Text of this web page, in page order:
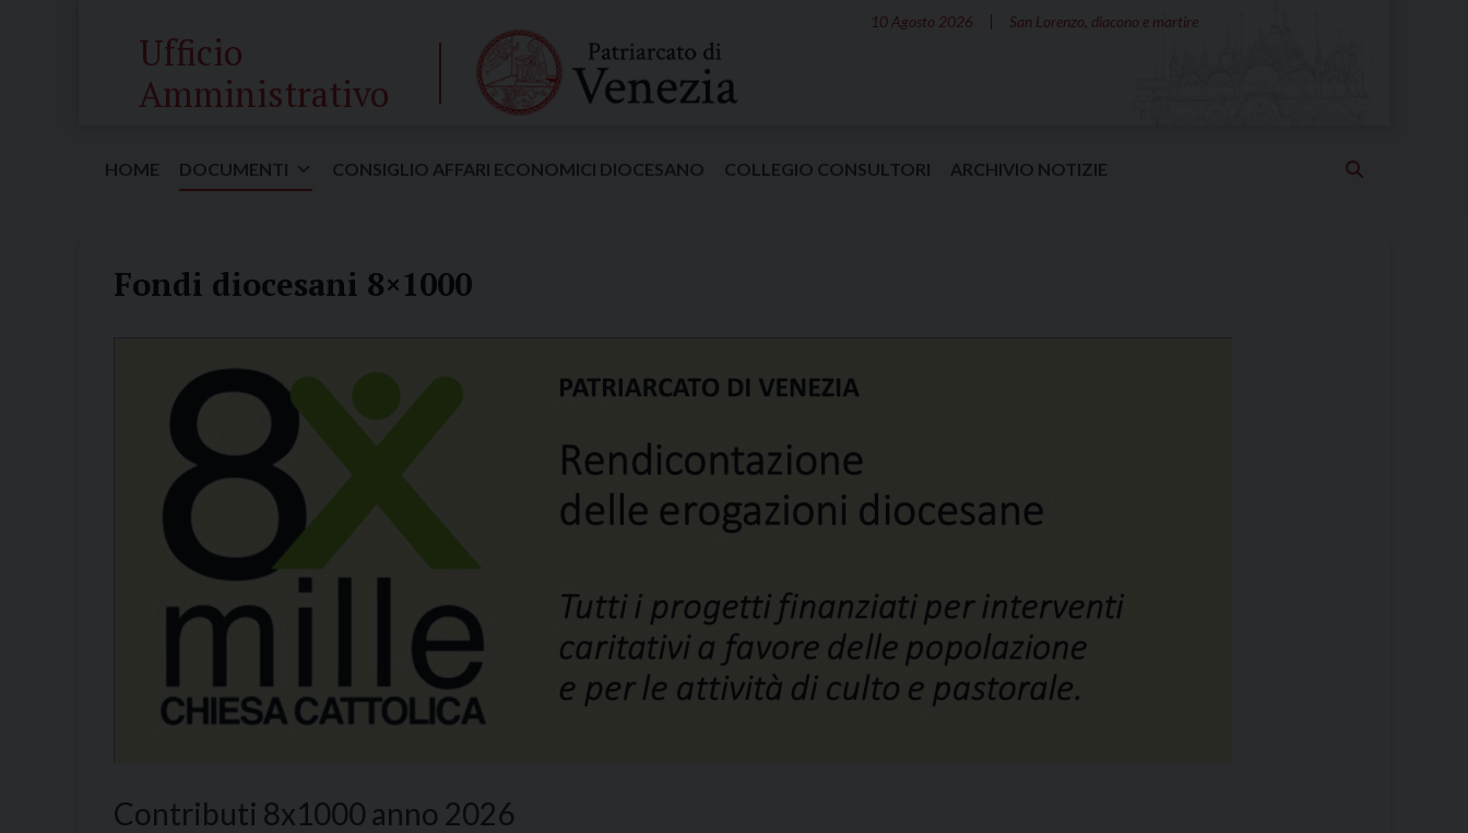
10 Agosto 2026 San Lorenzo, diacono e martire
Ufficio
Amministrativo
HOME DOCUMENTI CONSIGLIO AFFARI ECONOMICI DIOCESANO COLLEGIO CONSULTORI ARCHIVIO NOTIZIE
Fondi diocesani 8×1000
Contributi 8x1000 anno 2026